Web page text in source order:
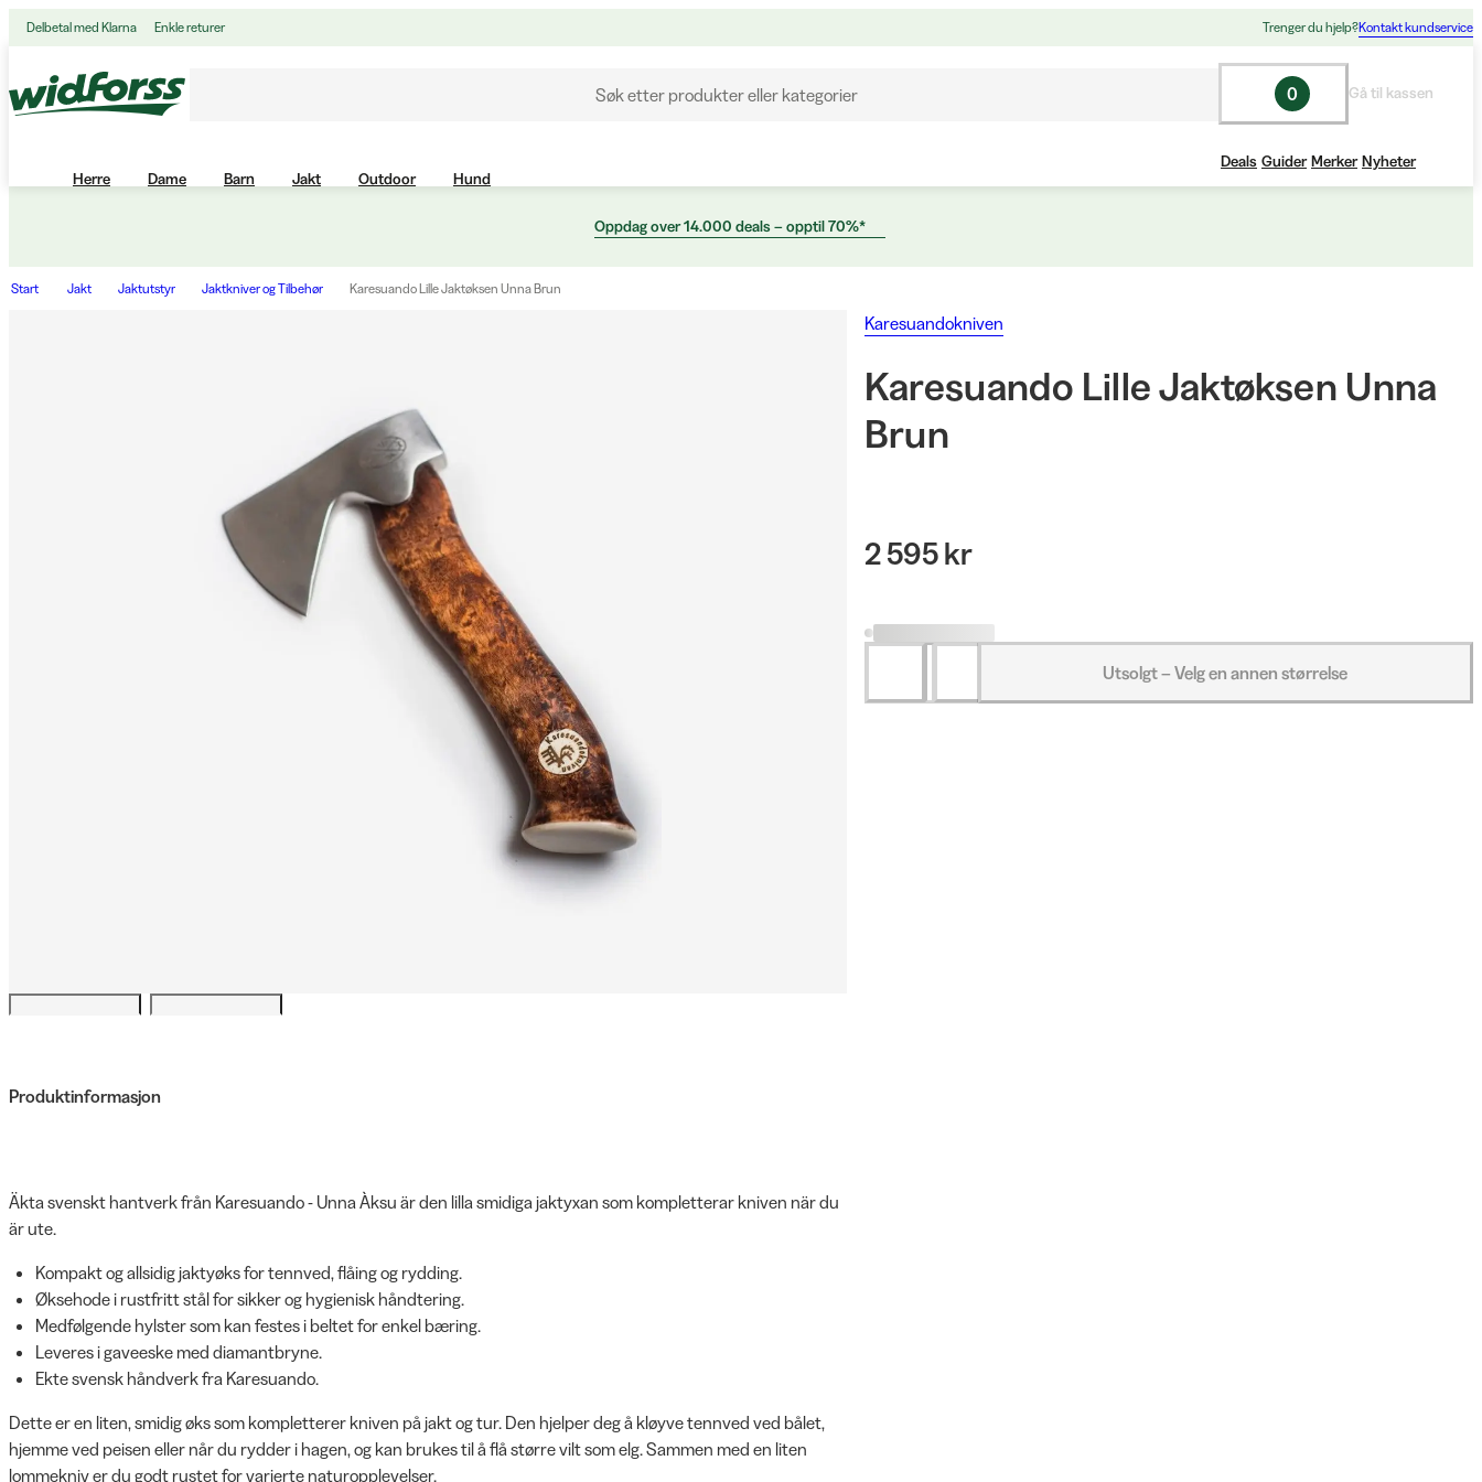
Delbetal med Klarna Enkle returer Trenger du hjelp?Kontakt kundservice
Søk etter produkter eller kategorier 0 Gå til kassen
Herre Dame Barn Jakt Outdoor Hund
Deals Guider Merker Nyheter
Oppdag over 14.000 deals – opptil 70%*
Start Jakt Jaktutstyr Jaktkniver og Tilbehør Karesuando Lille Jaktøksen Unna Brun
Produktinformasjon
Äkta svenskt hantverk från Karesuando - Unna Àksu är den lilla smidiga jaktyxan som kompletterar kniven när du
är ute.
Kompakt og allsidig jaktyøks for tennved, flåing og rydding.
Øksehode i rustfritt stål for sikker og hygienisk håndtering.
Medfølgende hylster som kan festes i beltet for enkel bæring.
Leveres i gaveeske med diamantbryne.
Ekte svensk håndverk fra Karesuando.
Dette er en liten, smidig øks som kompletterer kniven på jakt og tur. Den hjelper deg å kløyve tennved ved bålet,
hjemme ved peisen eller når du rydder i hagen, og kan brukes til å flå større vilt som elg. Sammen med en liten
lommekniv er du godt rustet for varierte naturopplevelser.
Karesuandokniven
Karesuando Lille Jaktøksen Unna
Brun
2 595 kr
Utsolgt – Velg en annen størrelse